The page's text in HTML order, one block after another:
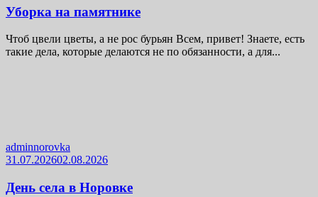
Уборка на памятнике
Чтоб цвели цветы, а не рос бурьян Всем, привет! Знаете, есть
такие дела, которые делаются не по обязанности, а для...
adminnorovka
31.07.202602.08.2026
День села в Норовке